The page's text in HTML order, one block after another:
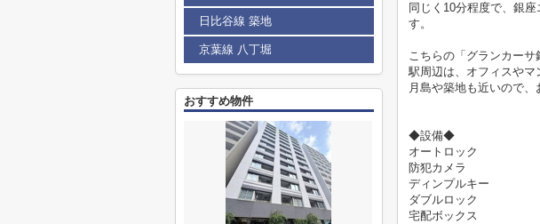
同じく10分程度で、銀
す。
こちらの「グランカーサ
駅周辺は、オフィスやマ
月島や築地も近いので、
◆設備◆
オートロック
防犯カメラ
ディンプルキー
ダブルロック
宅配ボックス
日比谷線 築地
京葉線 八丁堀
おすすめ物件